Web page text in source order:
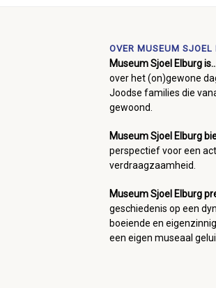
OVER MUSEUM SJOEL
Museum Sjoel Elburg
over het (on)gewone
Joodse families die
gewoond.
Museum Sjoel Elburg
perspectief voor een
verdraagzaamheid.
Museum Sjoel Elburg
geschiedenis op een
boeiende en
een eigen museaal